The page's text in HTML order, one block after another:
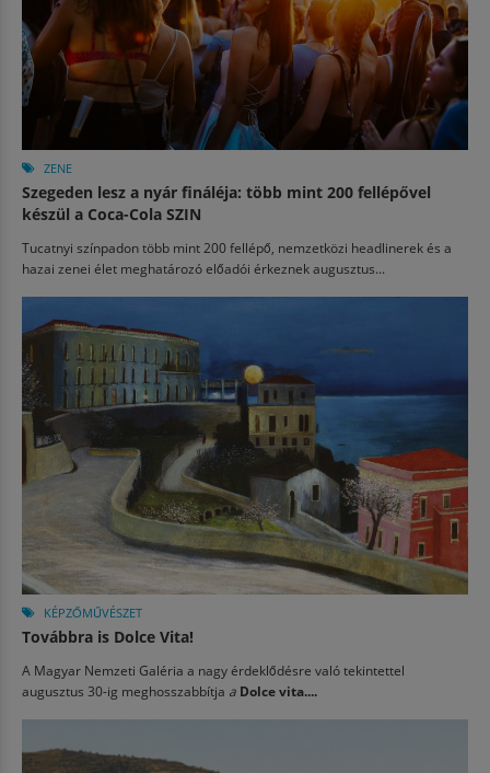
ZENE
Szegeden lesz a nyár fináléja: több mint 200 fellépővel
készül a Coca-Cola SZIN
Tucatnyi színpadon több mint 200 fellépő, nemzetközi headlinerek és a
hazai zenei élet meghatározó előadói érkeznek augusztus...
KÉPZŐMŰVÉSZET
Továbbra is Dolce Vita!
A Magyar Nemzeti Galéria a nagy érdeklődésre való tekintettel
augusztus 30-ig meghosszabbítja a Dolce vita....